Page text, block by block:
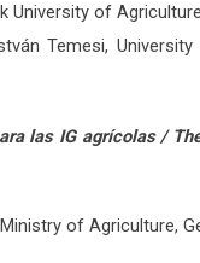
University of
Temesi,
las IG agrícolas /
of Agriculture,